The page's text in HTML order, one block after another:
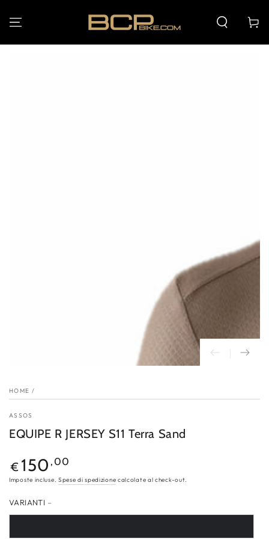
CONTENUTO
Carello
HOME /
ASSOS
EQUIPE R JERSEY S11 Terra Sand
Prezzo
regolare
€ 150 ,00
Imposte incluse. Spese di spedizione calcolate al check-out.
VARIANTI –